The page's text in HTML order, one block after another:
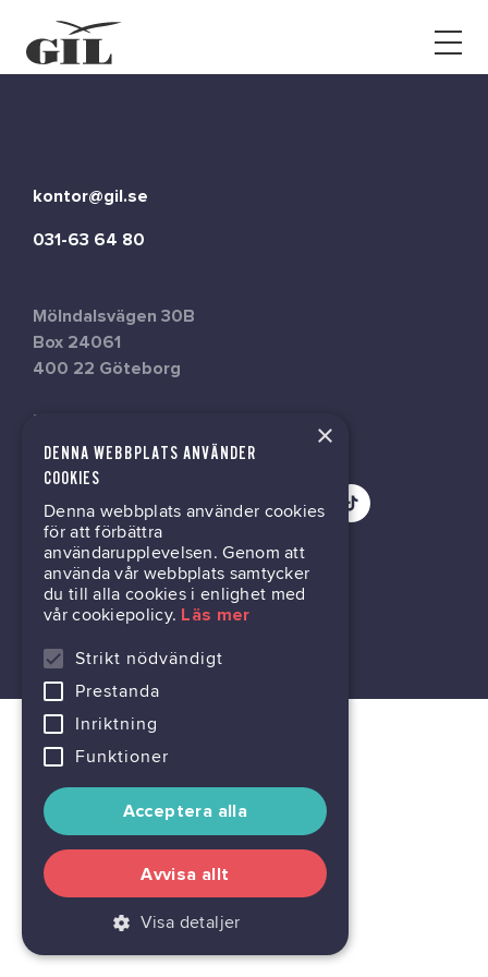
Open
Jobb
Kontakt
Kampanjer
Om oss
Nyheter
Ordlista
FAQ
kontor@gil.se
031-63 64 80
Mölndalsvägen 30B
Box 24061
400 22 Göteborg
716444-6762
Cookie settings
×
DENNA WEBBPLATS ANVÄNDER
COOKIES
Denna webbplats använder cookies
för att förbättra
användarupplevelsen. Genom att
använda vår webbplats samtycker
du till alla cookies i enlighet med
vår cookiepolicy. Läs mer
Strikt nödvändigt
Prestanda
Inriktning
Funktioner
Acceptera alla
Avvisa allt
Visa detaljer